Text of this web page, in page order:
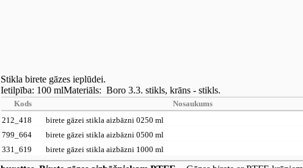
Stikla birete gāzes ieplūdei.
Ietilpība: 100 mlMateriāls: Boro 3.3. stikls, krāns - stikls.
Kods Nosaukums
212_418
birete gāzei stikla aizbāzni 0250 ml
799_664
birete gāzei stikla aizbāzni 0500 ml
331_619
birete gāzei stikla aizbāzni 1000 ml